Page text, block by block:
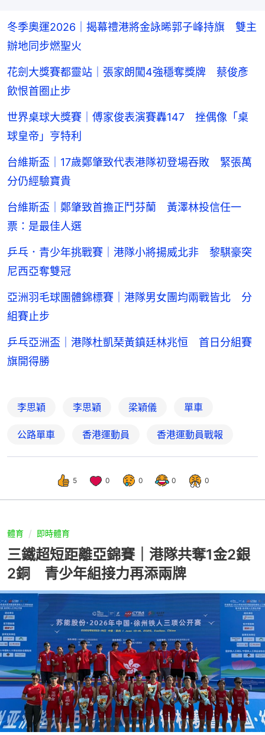
冬季奧運2026｜揭幕禮港將金詠晞郭子峰持旗 雙主
辦地同步燃聖火
花劍大獎賽都靈站｜張家朗闖4強穩奪獎牌 蔡俊彥
飲恨首圈止步
世界桌球大獎賽｜傅家俊表演賽轟147 挫偶像「桌
球皇帝」亨特利
台維斯盃｜17歲鄭肇致代表港隊初登場吞敗 緊張萬
分仍經驗寶貴
台維斯盃｜鄭肇致首擔正鬥芬蘭 黃澤林投信任一
票：是最佳人選
乒乓．青少年挑戰賽｜港隊小將揚威北非 黎騏豪突
尼西亞奪雙冠
亞洲羽毛球團體錦標賽｜港隊男女團均兩戰皆北 分
組賽止步
乒乓亞洲盃｜港隊杜凱琹黃鎮廷林兆恒 首日分組賽
旗開得勝
李思穎 李思穎 梁穎儀 單車
公路單車 香港運動員 香港運動員戰報
5 0 0 0 0
體育 即時體育
三鐵超短距離亞錦賽｜港隊共奪1金2銀
2銅 青少年組接力再添兩牌